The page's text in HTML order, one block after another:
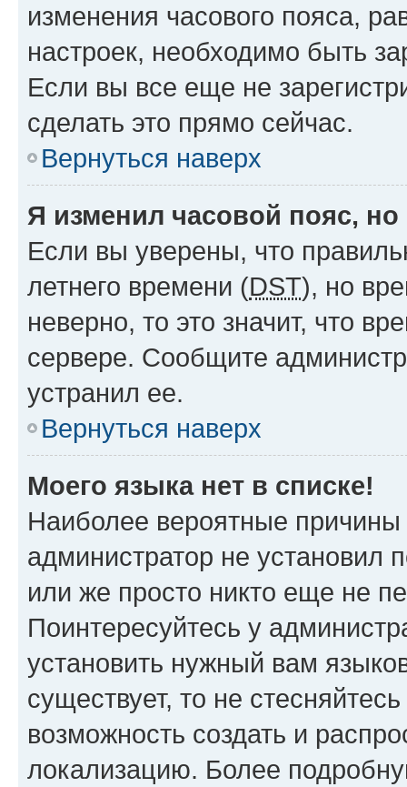
изменения часового пояса,
настроек, необходимо быть
Если вы все еще не
сделать это прямо сейчас.
Вернуться наверх
Я изменил часовой пояс,
Если вы уверены, что
летнего времени (DST), но
неверно, то это значит, что
сервере. Сообщите
устранил ее.
Вернуться наверх
Моего языка нет в списке!
Наиболее вероятные причины
администратор не установил
или же просто никто еще не
Поинтересуйтесь у
установить нужный вам
существует, то не
возможность создать и
локализацию. Более